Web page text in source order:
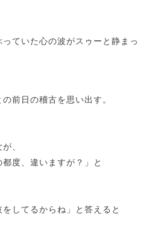
ていた心の波がスゥーと静まっ
前日の稽古を思い出す。
、
都度、違いますが？」と
してるからね」と答えると